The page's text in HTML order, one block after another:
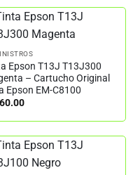
Epson T13J T13J300
– Cartucho Original
Epson EM-C8100